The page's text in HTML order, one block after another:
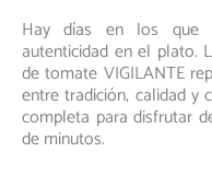
Hay días en los que
autenticidad en el plato.
de tomate VIGILANTE
entre tradición, calidad y
completa para disfrutar
de minutos.